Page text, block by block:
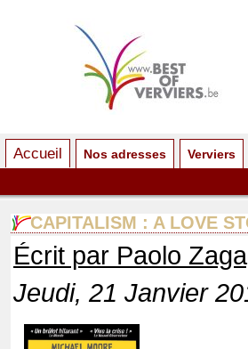
Accueil Nos adresses Verviers
CAPITALISM : A LOVE
Écrit par Paolo
Jeudi, 21 Janvier